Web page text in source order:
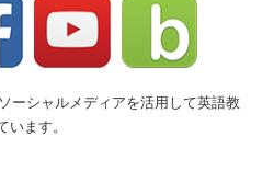
ーシャルメディアを活用して英語教
ます。